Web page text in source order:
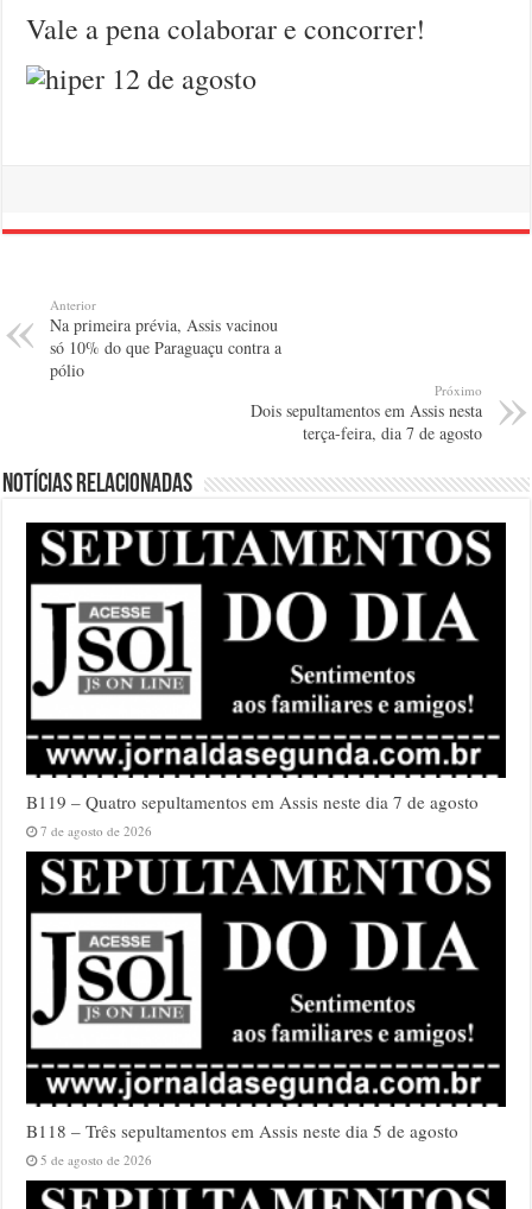
Vale a pena colaborar e concorrer!
Anterior
Na primeira prévia, Assis vacinou
só 10% do que Paraguaçu contra a
pólio
Próximo
Dois sepultamentos em Assis nesta
terça-feira, dia 7 de agosto
Notícias relacionadas
B119 – Quatro sepultamentos em Assis neste dia 7 de agosto
7 de agosto de 2026
B118 – Três sepultamentos em Assis neste dia 5 de agosto
5 de agosto de 2026